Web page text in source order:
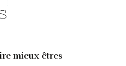
mieux êtres